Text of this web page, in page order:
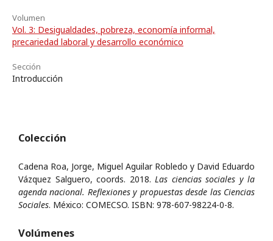
Volumen
Vol. 3: Desigualdades, pobreza, economía informal,
precariedad laboral y desarrollo económico
Sección
Introducción
Colección
Cadena Roa, Jorge, Miguel Aguilar Robledo y David Eduardo
Vázquez Salguero, coords. 2018. Las ciencias sociales y la
agenda nacional. Reflexiones y propuestas desde las Ciencias
Sociales. México: COMECSO. ISBN: 978-607-98224-0-8.
Volúmenes